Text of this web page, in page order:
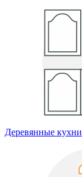
Деревянные кухни